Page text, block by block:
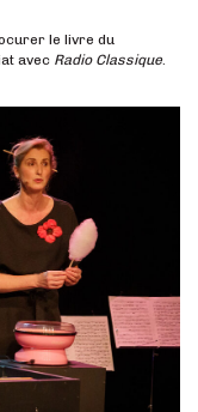
le livre du
avec Radio Classique.